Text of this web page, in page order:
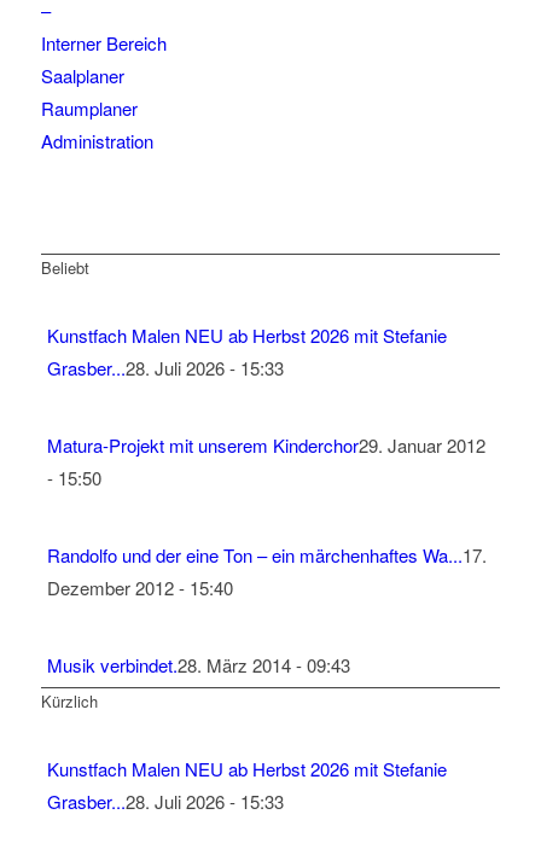
–
Interner Bereich
Saalplaner
Raumplaner
Administration
Beliebt
Kunstfach Malen NEU ab Herbst 2026 mit Stefanie
Grasber...28. Juli 2026 - 15:33
Matura-Projekt mit unserem Kinderchor29. Januar 2012
- 15:50
Randolfo und der eine Ton – ein märchenhaftes Wa...17.
Dezember 2012 - 15:40
Musik verbindet.28. März 2014 - 09:43
Kürzlich
Kunstfach Malen NEU ab Herbst 2026 mit Stefanie
Grasber...28. Juli 2026 - 15:33